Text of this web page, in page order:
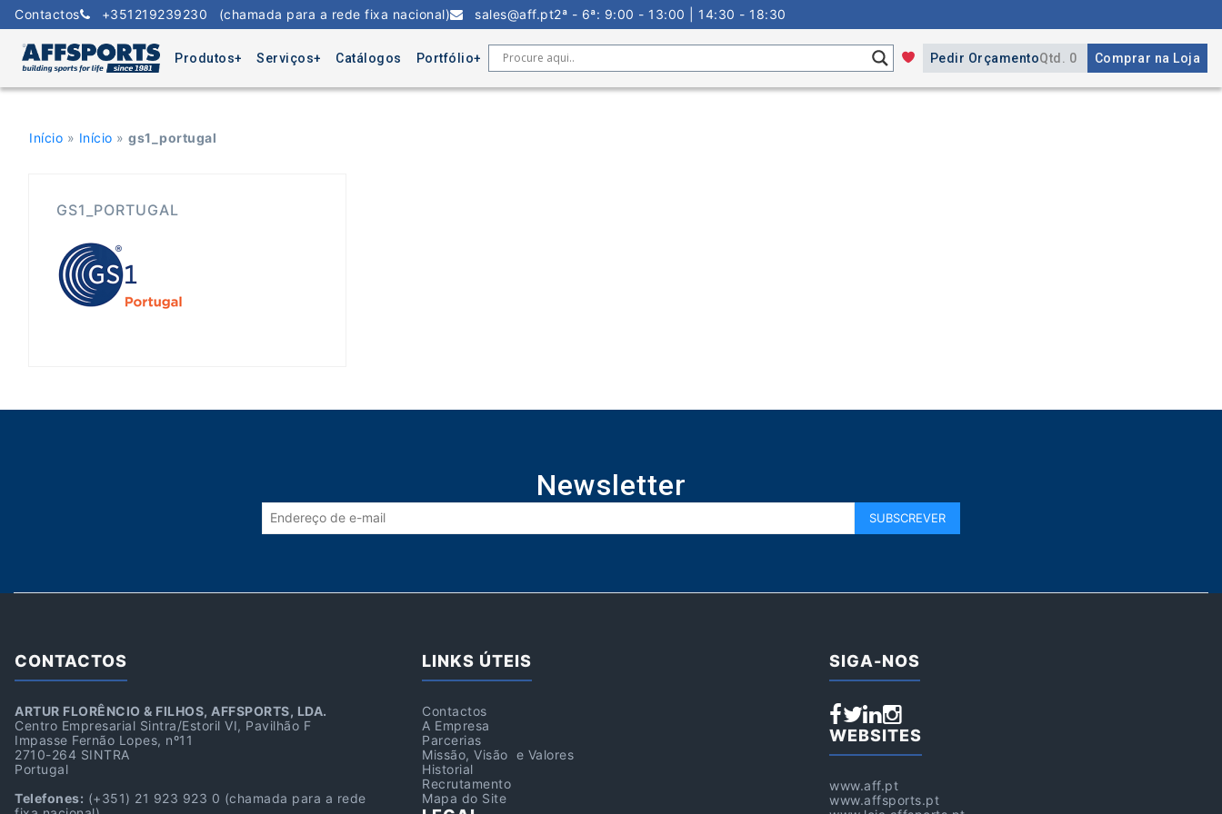
Skip
Contactos +351219239230 (chamada para a rede fixa nacional) sales@aff.pt2ª - 6ª: 9:00 - 13:00 | 14:30 - 18:30
Produtos Serviços Catálogos Portfólio Pedir OrçamentoQtd. 0 Comprar na Loja
Início » Início » gs1_portugal
GS1_PORTUGAL
Newsletter
CONTACTOS
ARTUR FLORÊNCIO & FILHOS, AFFSPORTS, LDA.
Centro Empresarial Sintra/Estoril VI, Pavilhão F
Impasse Fernão Lopes, nº11
2710-264 SINTRA
Portugal
Telefones: (+351) 21 923 923 0 (chamada para a rede
LINKS ÚTEIS
Contactos
A Empresa
Parcerias
Missão, Visão e Valores
Historial
Recrutamento
Mapa do Site
SIGA-NOS
WEBSITES
www.aff.pt
www.affsports.pt